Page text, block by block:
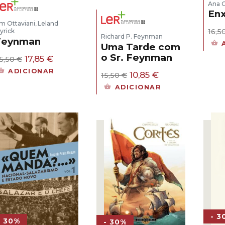
Ottaviani,Leland
€ O
preço
17,85 €O
preço
ADICIONAR
Richard P. Feynman
Uma Tarde com
o Sr. Feynman
15,50€ O
preço
original
10,85€O
preço
atual
ADICIONAR
Ana
30% - 30%
-